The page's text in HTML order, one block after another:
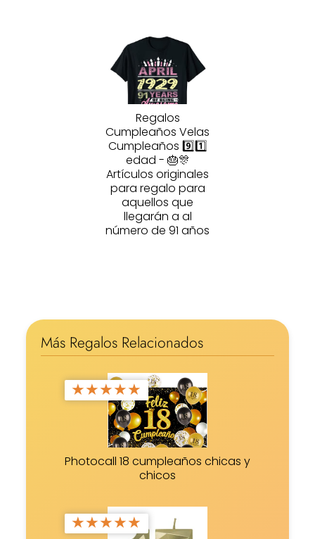
Regalos
Cumpleaños Velas
Cumpleaños 9️⃣1️⃣
edad - 🎂🎊
Artículos originales
para regalo para
aquellos que
llegarán a al
número de 91 años
Más Regalos Relacionados
★★★★★
Photocall 18 cumpleaños chicas y
chicos
★★★★★